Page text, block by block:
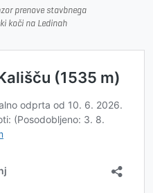
prenove stavbnega
koči na Ledinah